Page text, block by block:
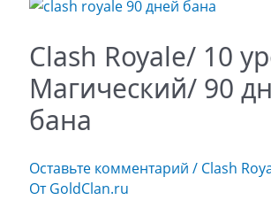
Clash Royale/ 10
Магический/ 90
бана
Оставьте комментарий / Clash
От GoldClan.ru